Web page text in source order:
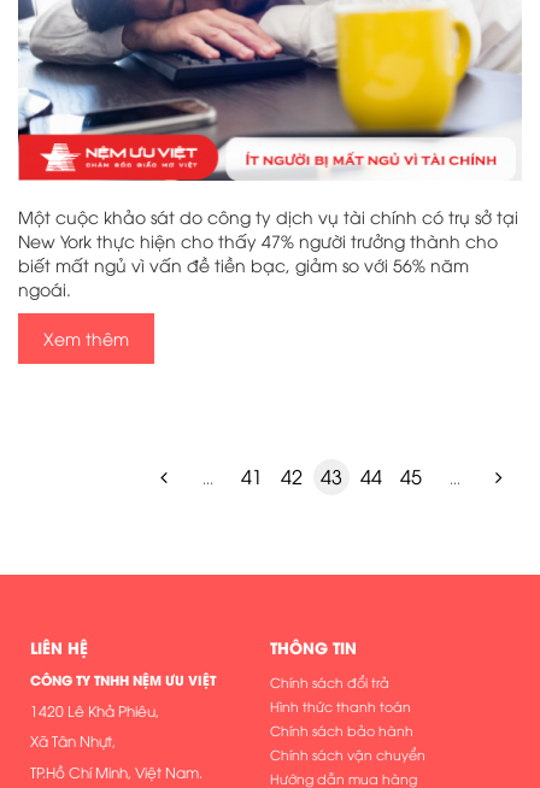
Một cuộc khảo sát do công ty dịch vụ tài chính có trụ sở tại
New York thực hiện cho thấy 47% người trưởng thành cho
biết mất ngủ vì vấn đề tiền bạc, giảm so với 56% năm
ngoái.
Xem thêm
... 41 42 43 44 45 ...
LIÊN HỆ
CÔNG TY TNHH NỆM ƯU VIỆT
1420 Lê Khả Phiêu,
Xã Tân Nhựt,
TP.Hồ Chí Minh, Việt Nam.
THÔNG TIN
Chính sách đổi trả
Hình thức thanh toán
Chính sách bảo hành
Chính sách vận chuyển
Hướng dẫn mua hàng